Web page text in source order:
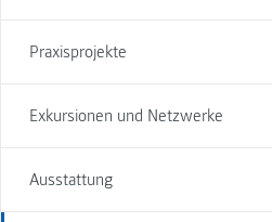
Praxisprojekte
Exkursionen und Netzwerke
Ausstattung